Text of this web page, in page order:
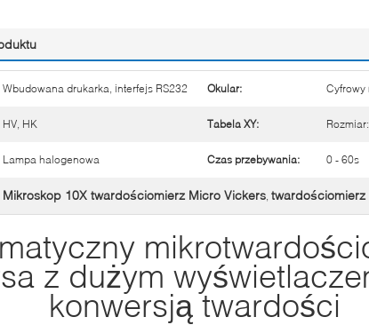
Wbudowana drukarka, interfejs RS232 Okular: Cyfrowy
HV, HK Tabela XY:
Lampa halogenowa Czas przebywania: 0 - 60s
Mikroskop 10X twardościomierz Micro Vickers, twardościomierz
z dużym
konwersją twardości